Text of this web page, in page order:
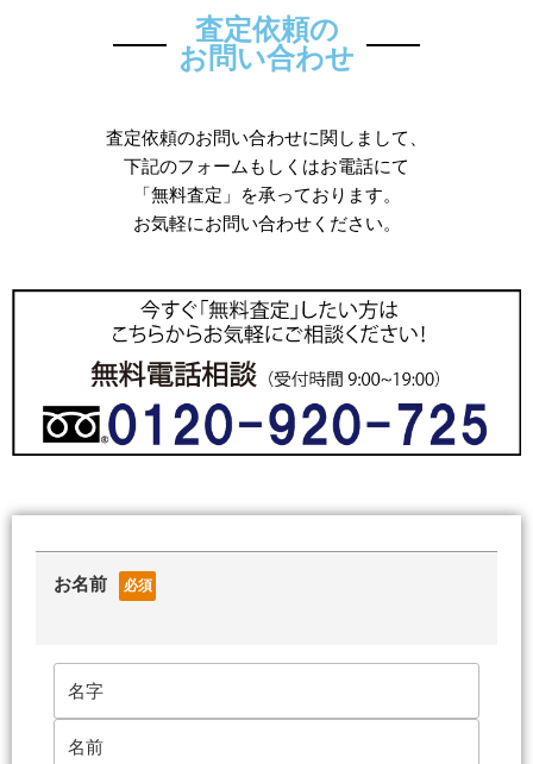
査定依頼の
お問い合わせ
査定依頼のお問い合わせに関しまして、
下記のフォームもしくはお電話にて
「無料査定」を承っております。
お気軽にお問い合わせください。
お名前 必須